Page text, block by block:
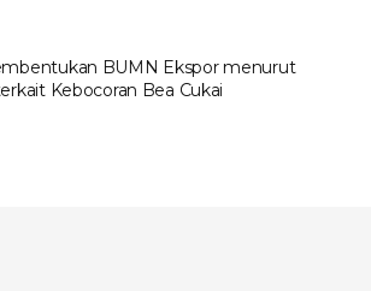
BUMN Ekspor menurut
Kebocoran Bea Cukai